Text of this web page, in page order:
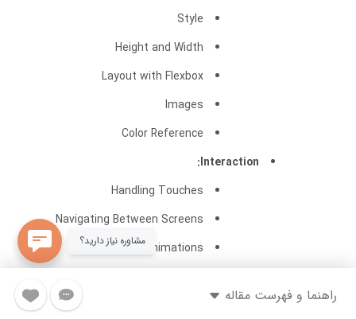
Style
Height and Width
Layout with Flexbox
Images
Color Reference
Interaction:
Handling Touches
Navigating Between Screens
Animations
راهنما و فهرست مقاله
مشاوره نیاز دارید؟